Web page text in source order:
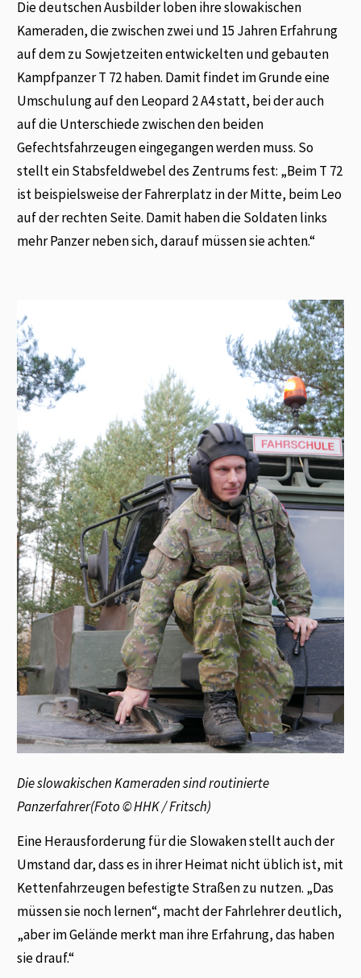
Die deutschen Ausbilder loben ihre slowakischen
Kameraden, die zwischen zwei und 15 Jahren Erfahrung
auf dem zu Sowjetzeiten entwickelten und gebauten
Kampfpanzer T 72 haben. Damit findet im Grunde eine
Umschulung auf den Leopard 2 A4 statt, bei der auch
auf die Unterschiede zwischen den beiden
Gefechtsfahrzeugen eingegangen werden muss. So
stellt ein Stabsfeldwebel des Zentrums fest: „Beim T 72
ist beispielsweise der Fahrerplatz in der Mitte, beim Leo
auf der rechten Seite. Damit haben die Soldaten links
mehr Panzer neben sich, darauf müssen sie achten.“
Die slowakischen Kameraden sind routinierte
Panzerfahrer(Foto © HHK / Fritsch)
Eine Herausforderung für die Slowaken stellt auch der
Umstand dar, dass es in ihrer Heimat nicht üblich ist, mit
Kettenfahrzeugen befestigte Straßen zu nutzen. „Das
müssen sie noch lernen“, macht der Fahrlehrer deutlich,
„aber im Gelände merkt man ihre Erfahrung, das haben
sie drauf.“